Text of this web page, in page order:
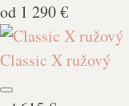
od 1 290 €
Classic X ružový